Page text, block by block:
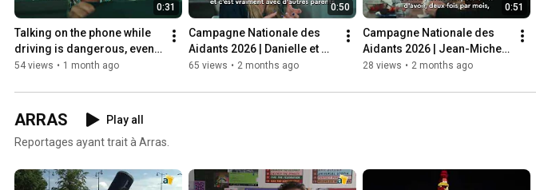
0:31
Talking on the phone while
driving is dangerous, even
with a hands-free kit!
54 views • 1 month ago
0:50
Campagne Nationale des
Aidants 2026 | Danielle et
Alice témoignent
65 views • 2 months ago
0:51
Campagne Nationale des
Aidants 2026 | Jean-Michel
et Jeanine témoignent
28 views • 2 months ago
ARRAS
Play all
Reportages ayant trait à Arras.